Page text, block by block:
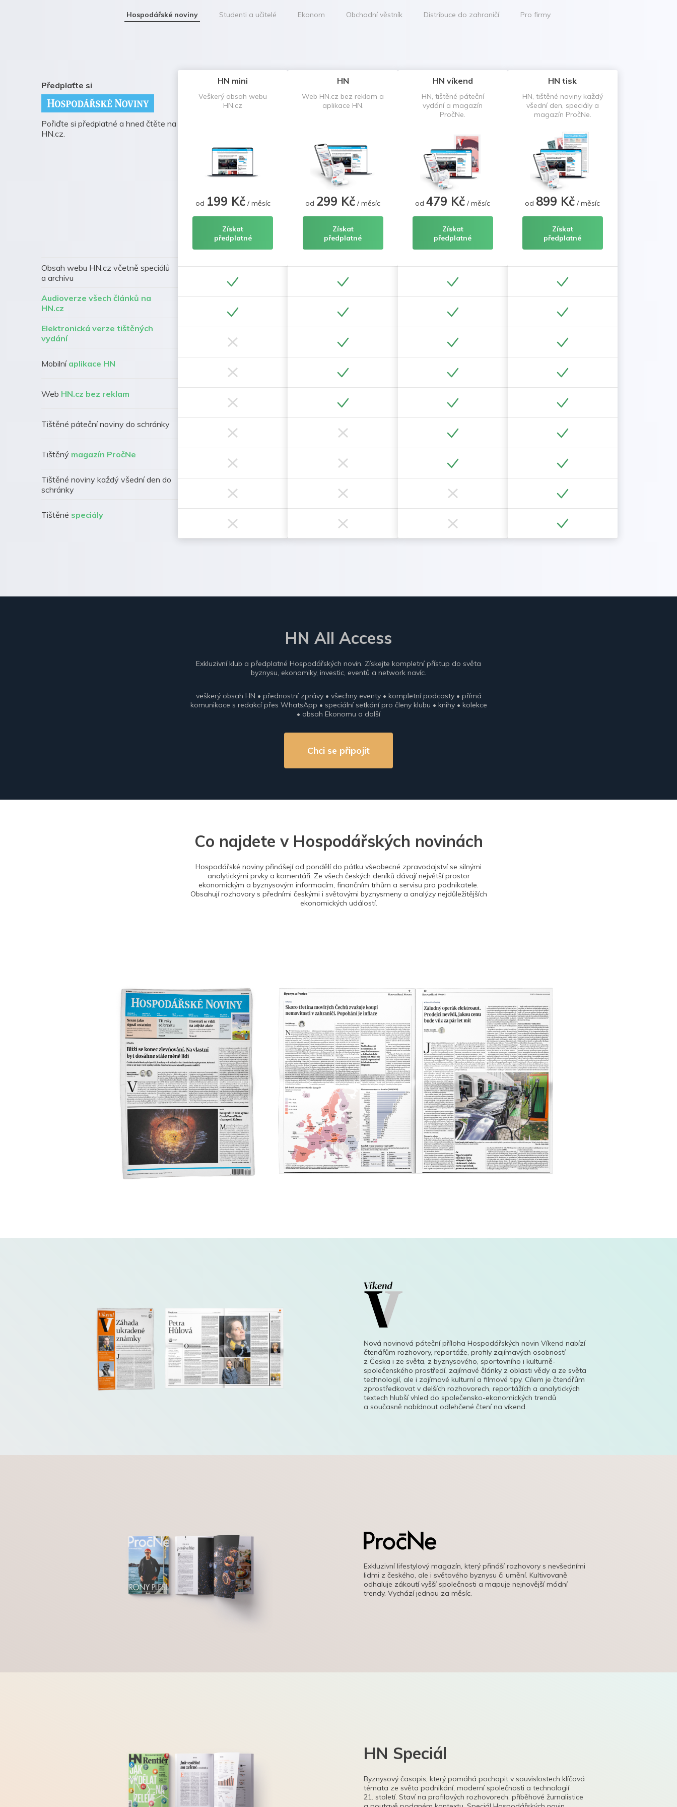
Hospodářské noviny Studenti a učitelé Ekonom Obchodní věstník Distribuce do zahraničí Pro firmy
Předplaťte si
Pořiďte si předplatné a hned čtěte na
HN.cz.
Obsah webu HN.cz včetně speciálů
a archivu
Audioverze všech článků na
HN.cz
Elektronická verze tištěných
vydání
Mobilní aplikace HN
Web HN.cz bez reklam
Tištěné páteční noviny do schránky
Tištěný magazín PročNe
Tištěné noviny každý všední den do
schránky
Tištěné speciály
HN mini
Veškerý obsah webu
HN.cz
od 199 Kč/ měsíc
Získat
předplatné
HN
Web HN.cz bez reklam a
aplikace HN.
od 299 Kč / měsíc
Získat
předplatné
HN víkend
HN, tištěné páteční
vydání a magazín
PročNe.
od479 Kč / měsíc
Získat
předplatné
HN tisk
HN, tištěné noviny každý
všední den, speciály a
magazín PročNe.
od 899 Kč / měsíc
Získat
předplatné
HN All Access
Exkluzivní klub a předplatné Hospodářských novin. Získejte kompletní přístup do světa
byznysu, ekonomiky, investic, eventů a network navíc.
veškerý obsah HN • přednostní zprávy • všechny eventy • kompletní podcasty • přímá
komunikace s redakcí přes WhatsApp • speciální setkání pro členy klubu • knihy • kolekce
• obsah Ekonomu a další
Chci se připojit
Co najdete v Hospodářských novinách
Hospodářské noviny přinášejí od pondělí do pátku všeobecné zpravodajství se silnými
analytickými prvky a komentáři. Ze všech českých deníků dávají největší prostor
ekonomickým a byznysovým informacím, finančním trhům a servisu pro podnikatele.
Obsahují rozhovory s předními českými i světovými byznysmeny a analýzy nejdůležitějších
ekonomických událostí.
Nová novinová páteční příloha Hospodářských novin Víkend nabízí
čtenářům rozhovory, reportáže, profily zajímavých osobností
z Česka i ze světa, z byznysového, sportovního i kulturně-
společenského prostředí, zajímavé články z oblasti vědy a ze světa
technologií, ale i zajímavé kulturní a filmové tipy. Cílem je čtenářům
zprostředkovat v delších rozhovorech, reportážích a analytických
textech hlubší vhled do společensko-ekonomických trendů
a současně nabídnout odlehčené čtení na víkend.
Exkluzivní lifestylový magazín, který přináší rozhovory s nevšedními
lidmi z českého, ale i světového byznysu či umění. Kultivovaně
odhaluje zákoutí vyšší společnosti a mapuje nejnovější módní
trendy. Vychází jednou za měsíc.
HN Speciál
Byznysový časopis, který pomáhá pochopit v souvislostech klíčová
témata ze světa podnikání, moderní společnosti a technologií
21. století. Staví na profilových rozhovorech, příběhové žurnalistice